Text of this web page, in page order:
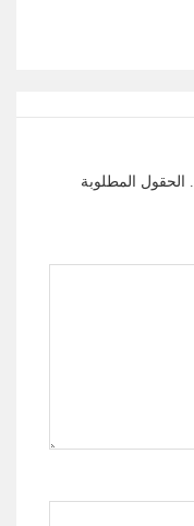
الحقول المطلوبة